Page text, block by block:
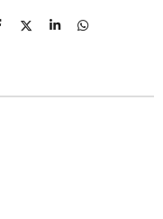
D
S
D